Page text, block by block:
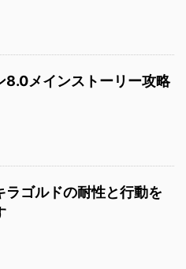
8.0メインストーリー攻略
ラゴルドの耐性と行動を